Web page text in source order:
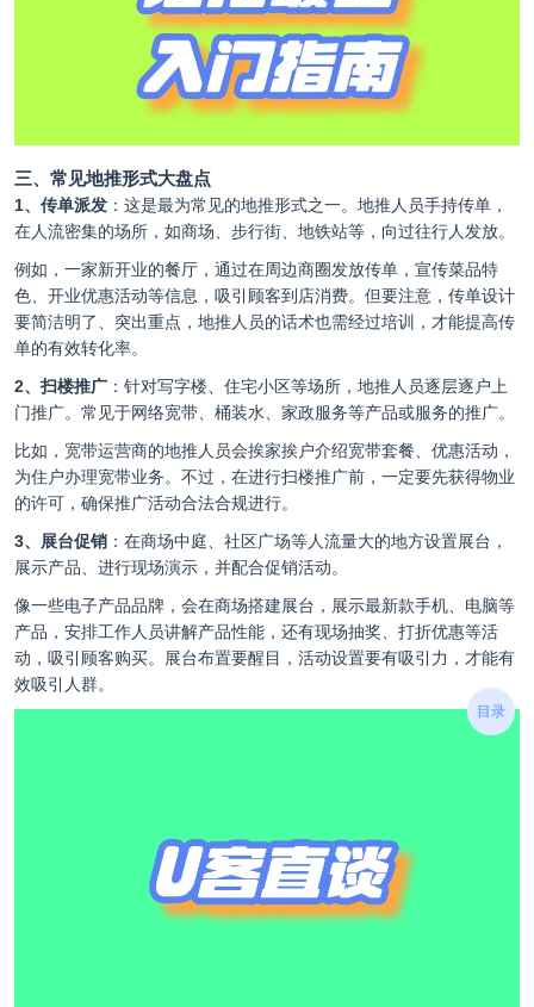
三、常见地推形式大盘点
1、传单派发 ：这是最为常见的地推形式之一。地推人员手持传单，
在人流密集的场所，如商场、步行街、地铁站等，向过往行人发放。
例如，一家新开业的餐厅，通过在周边商圈发放传单，宣传菜品特
色、开业优惠活动等信息，吸引顾客到店消费。但要注意，传单设计
要简洁明了、突出重点，地推人员的话术也需经过培训，才能提高传
单的有效转化率。
2、扫楼推广 ：针对写字楼、住宅小区等场所，地推人员逐层逐户上
门推广。常见于网络宽带、桶装水、家政服务等产品或服务的推广。
比如，宽带运营商的地推人员会挨家挨户介绍宽带套餐、优惠活动，
为住户办理宽带业务。不过，在进行扫楼推广前，一定要先获得物业
的许可，确保推广活动合法合规进行。
3、展台促销 ：在商场中庭、社区广场等人流量大的地方设置展台，
展示产品、进行现场演示，并配合促销活动。
像一些电子产品品牌，会在商场搭建展台，展示最新款手机、电脑等
产品，安排工作人员讲解产品性能，还有现场抽奖、打折优惠等活
动，吸引顾客购买。展台布置要醒目，活动设置要有吸引力，才能有
效吸引人群。
目录